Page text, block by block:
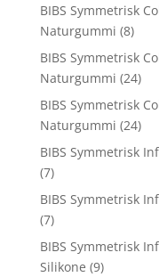
BIBS Symmetrisk
Naturgummi (8)
BIBS Symmetrisk
Naturgummi (24)
BIBS Symmetrisk
Naturgummi (24)
BIBS Symmetrisk
(7)
BIBS Symmetrisk
(7)
BIBS Symmetrisk
Silikone (9)